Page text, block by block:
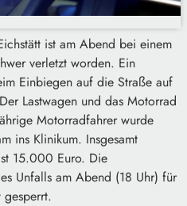
ist am Abend bei einem
verletzt worden. Ein
Einbiegen auf die Straße auf
Lastwagen und das Motorrad
Motorradfahrer wurde
ins Klinikum. Insgesamt
15.000 Euro. Die
Unfalls am Abend (18 Uhr) für